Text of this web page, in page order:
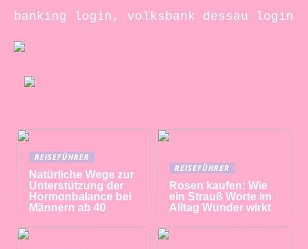
banking login, volksbank dessau login
REISEFÜHRER
Natürliche Wege zur
Unterstützung der
Hormonbalance bei
Männern ab 40
REISEFÜHRER
Rosen kaufen: Wie
ein Strauß Worte im
Alltag Wunder wirkt